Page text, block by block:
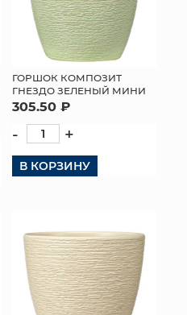
ГОРШОК КОМПОЗИТ
ГНЕЗДО ЗЕЛЕНЫЙ МИНИ
305.50 ₽
- +
В КОРЗИНУ